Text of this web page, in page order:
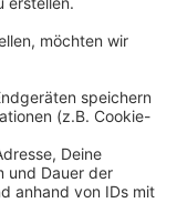
und
und
zu